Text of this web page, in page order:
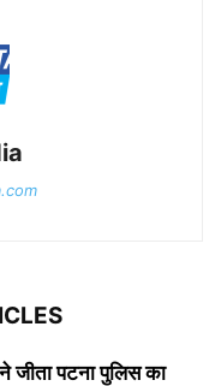
जीता पटना पुलिस का